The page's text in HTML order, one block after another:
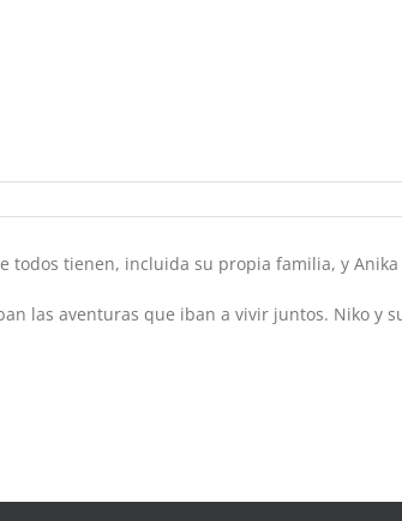
tienen, incluida su propia familia, y
las aventuras que iban a vivir juntos. Niko y